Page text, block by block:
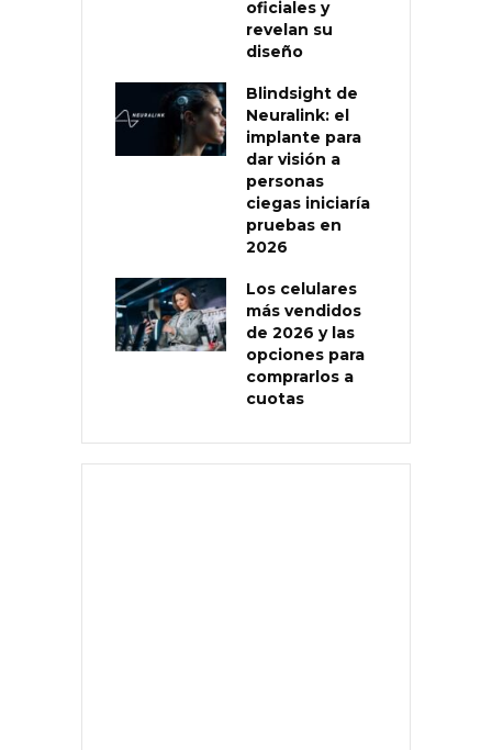
oficiales y
revelan su
diseño
Blindsight de
Neuralink: el
implante para
dar visión a
personas
ciegas iniciaría
pruebas en
2026
Los celulares
más vendidos
de 2026 y las
opciones para
comprarlos a
cuotas